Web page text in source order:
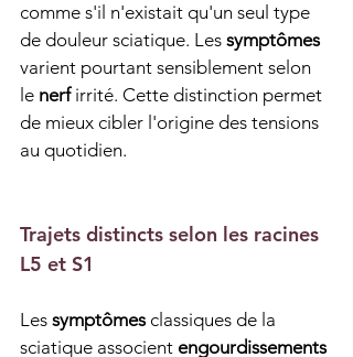
comme s'il n'existait qu'un seul type
de douleur sciatique. Les symptômes
varient pourtant sensiblement selon
le nerf irrité. Cette distinction permet
de mieux cibler l'origine des tensions
au quotidien.
Trajets distincts selon les racines
L5 et S1
Les symptômes classiques de la
sciatique associent engourdissements